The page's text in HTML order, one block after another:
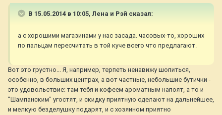
В 15.05.2014 в 10:05, Лена и Рэй сказал:
а с хорошими магазинами у нас засада. часовых-то, хороших
по пальцам пересчитать в той куче всего что предлагают.
Вот это грустно... Я, например, терпеть ненавижу шопиться,
особенно, в больших центрах, а вот частные, небольшие бутички -
это удовольствие: там тебя и кофеем ароматным напоят, а то и
"Шампанским" угостят, и скидку приятную сделают на дальнейшее,
и мелкую безделушку подарят, и с хозяином приятно